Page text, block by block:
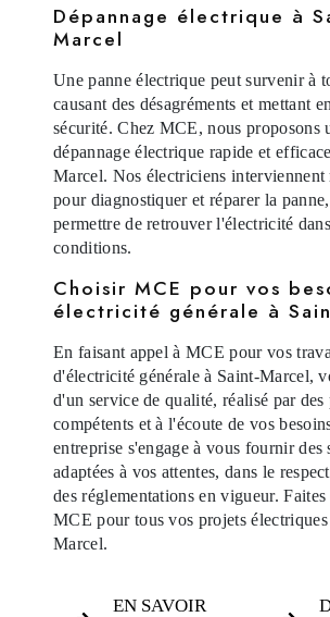
Dépannage électrique à
Marcel
Une panne électrique peut survenir à
causant des désagréments et mettant
sécurité. Chez MCE, nous proposons
dépannage électrique rapide et
Marcel. Nos électriciens interviennent
pour diagnostiquer et réparer la
permettre de retrouver l'électricité
conditions.
Choisir MCE pour vos
électricité générale à
En faisant appel à MCE pour vos
d'électricité générale à Saint-Marcel,
d'un service de qualité, réalisé par des
compétents et à l'écoute de vos
entreprise s'engage à vous fournir des
adaptées à vos attentes, dans le
des réglementations en vigueur.
MCE pour tous vos projets
Marcel.
EN SAVOIR